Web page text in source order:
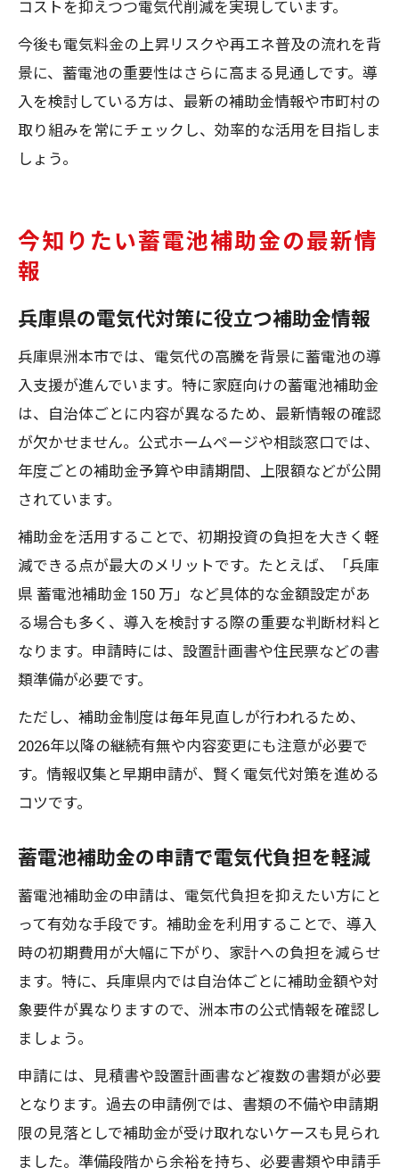
コストを抑えつつ電気代削減を実現しています。
今後も電気料金の上昇リスクや再エネ普及の流れを背
景に、蓄電池の重要性はさらに高まる見通しです。導
入を検討している方は、最新の補助金情報や市町村の
取り組みを常にチェックし、効率的な活用を目指しま
しょう。
今知りたい蓄電池補助金の最新情
報
兵庫県の電気代対策に役立つ補助金情報
兵庫県洲本市では、電気代の高騰を背景に蓄電池の導
入支援が進んでいます。特に家庭向けの蓄電池補助金
は、自治体ごとに内容が異なるため、最新情報の確認
が欠かせません。公式ホームページや相談窓口では、
年度ごとの補助金予算や申請期間、上限額などが公開
されています。
補助金を活用することで、初期投資の負担を大きく軽
減できる点が最大のメリットです。たとえば、「兵庫
県 蓄電池補助金 150 万」など具体的な金額設定があ
る場合も多く、導入を検討する際の重要な判断材料と
なります。申請時には、設置計画書や住民票などの書
類準備が必要です。
ただし、補助金制度は毎年見直しが行われるため、
2026年以降の継続有無や内容変更にも注意が必要で
す。情報収集と早期申請が、賢く電気代対策を進める
コツです。
蓄電池補助金の申請で電気代負担を軽減
蓄電池補助金の申請は、電気代負担を抑えたい方にと
って有効な手段です。補助金を利用することで、導入
時の初期費用が大幅に下がり、家計への負担を減らせ
ます。特に、兵庫県内では自治体ごとに補助金額や対
象要件が異なりますので、洲本市の公式情報を確認し
ましょう。
申請には、見積書や設置計画書など複数の書類が必要
となります。過去の申請例では、書類の不備や申請期
限の見落としで補助金が受け取れないケースも見られ
ました。準備段階から余裕を持ち、必要書類や申請手